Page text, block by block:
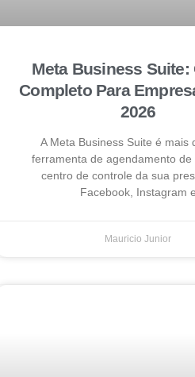
Meta Business Suite:
Completo Para
2026
A Meta Business Suite é mais
ferramenta de agendamento de
centro de controle da sua
Facebook, Instagram e
Mauricio Junior